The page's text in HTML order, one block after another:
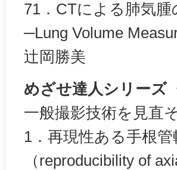
71．CTによる肺気腫
─Lung Volume
辻岡勝美
めざせ達人シリーズ
一般撮影技術を見直
1．再現性ある手根
（reproducibility of